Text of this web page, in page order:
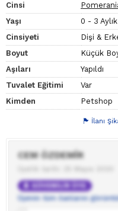
Cinsi
Yaşı
0 - 3 Aylık
Cinsiyeti
Dişi &
Boyut
Küçük
Aşıları
Yapıldı
Tuvalet Eğitimi
Var
Kimden
Petshop
İlanı
CEM ÖZDEMİR
Üyenin tüm ilanlarını